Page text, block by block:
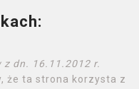
dn. 16.11.2012 r.
że ta strona korzysta z